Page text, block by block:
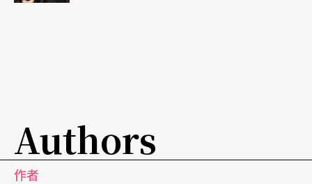
曲目中出現電玩配樂時，請古典樂迷們不要太驚訝
哦！
Authors
作者